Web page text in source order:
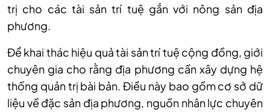
trị cho các tài sản trí tuệ gắn với nông sản địa
phương.
Để khai thác hiệu quả tài sản trí tuệ cộng đồng, giới
chuyên gia cho rằng địa phương cần xây dựng hệ
thống quản trị bài bản. Điều này bao gồm cơ sở dữ
liệu về đặc sản địa phương, nguồn nhân lực chuyên